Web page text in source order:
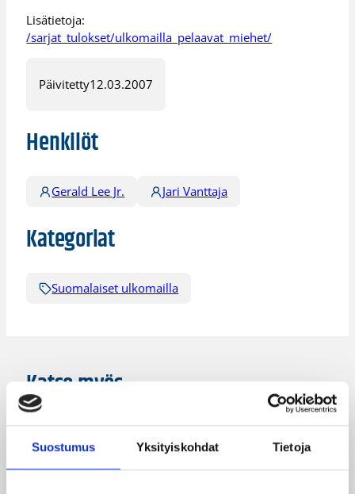
Suostumus Yksityiskohdat Tietoja
Lisätietoja:
/sarjat_tulokset/ulkomailla_pelaavat_miehet/
Päivitetty12.03.2007
Henkilöt
Gerald Lee Jr. Jari Vanttaja
Kategoriat
Suomalaiset ulkomailla
Katso myös